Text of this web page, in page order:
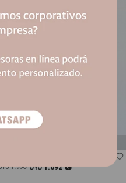
1.990 UYU 1.692